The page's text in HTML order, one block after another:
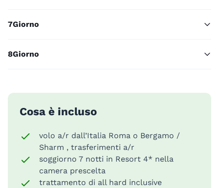
7Giorno
8Giorno
Cosa è incluso
volo a/r dall’Italia Roma o Bergamo /
Sharm , trasferimenti a/r
soggiorno 7 notti in Resort 4* nella
camera prescelta
trattamento di all hard inclusive